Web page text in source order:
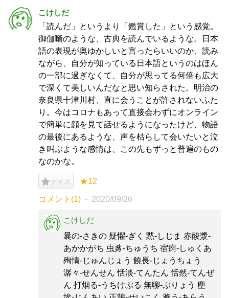
こけしだ
「読んだ」というより「鑑賞した」という感覚。
御伽噺のような、古典を読んでいるような。日本
語の表現が奥ゆかしいと言ったらいいのか、読み
ながら、自分が知っている日本語というのはほん
の一部に過ぎなくて、自分が思ってる何倍も広大
で深くて美しいんだなと思い知らされた。明治の
奈良県十津川村、直に会うことが許されないふた
り。今はコロナもあって直接会わずにオンライン
で簡単に顔を見て話せるようになったけど、物語
の最後にあるような、声を枯らして会いたいと泣
き叫ぶような感情は、この先もずっと普遍のもの
なのかな。
ナイス ★12
コメント(1) 2020/09/26
こけしだ
曩の-さきの 疑懼-ぎく 黙-しじま 赤酸漿-
あかかがち 虫豸-ちゅうち 宿痾-しゅくあ
殉情-じゅんじょう 饒長-じょうちょう
潺々-せんせん 恬淡-てんたん 恬然-てんぜ
ん 打烟る-うちけぶる 無聊-ぶりょう 塵